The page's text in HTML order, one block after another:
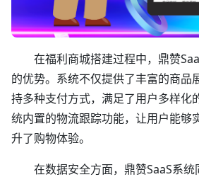
在福利商城搭建过程中，鼎赞
的优势。系统不仅提供了丰富的商品
持多种支付方式，满足了用户多样化
统内置的物流跟踪功能，让用户能够
升了购物体验。
在数据安全方面，鼎赞SaaS系